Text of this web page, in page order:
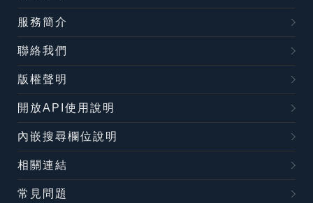
服務簡介
聯絡我們
版權聲明
開放API使用說明
內嵌搜尋欄位說明
相關連結
常見問題